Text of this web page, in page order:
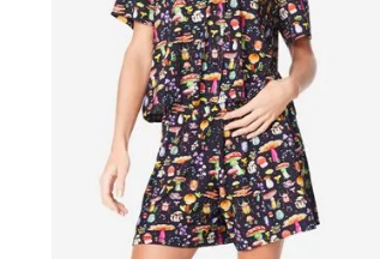
Estampada M